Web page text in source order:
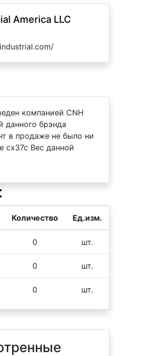
America LLC
компанией CNH
данного брэнда
в продаже не было ни
cx37c Вес данной
Количество Ед.изм.
0 шт.
0 шт.
0 шт.